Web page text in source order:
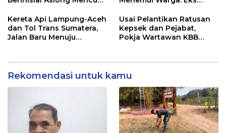
Didesak Bertindak
Pelayanan Dinas
Transmigrasi Luwu Timur
Kereta Api Lampung-Aceh
dan Tol Trans Sumatera,
Jalan Baru Menuju
Usai Pelantikan Ratusan
Kepsek dan Pejabat,
Pokja Wartawan KBB
Rekomendasi untuk kamu